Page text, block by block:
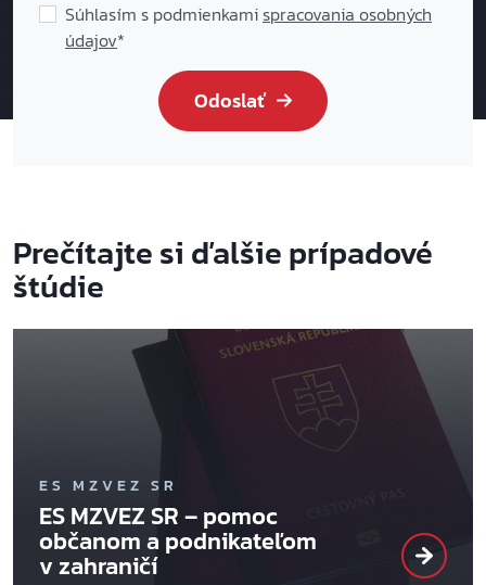
Súhlasím s podmienkamispracovania osobných
údajov*
Odoslať
Prečítajte si ďalšie prípadové
štúdie
ES MZVEZ SR
ES MZVEZ SR – pomoc
občanom a podnikateľom
v zahraničí